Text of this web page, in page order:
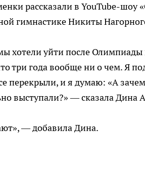
рассказали в YouTube-шоу
гимнастике Никиты
хотели уйти после
три года вообще ни о чем. Я
перекрыли, и я думаю: «А зачем
выступали?» — сказала Дина
— добавила Дина.